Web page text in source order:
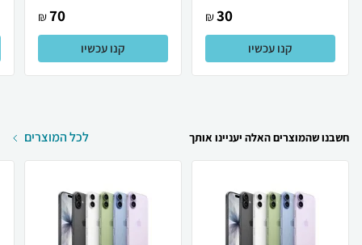
30
₪
קנו עכשיו
70
₪
קנו עכשיו
חשבנו שהמוצרים האלה יעניינו אותך לכל המוצרים